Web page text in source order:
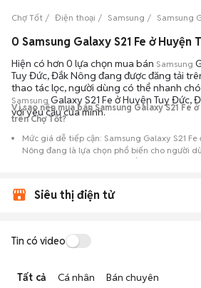
Chợ Tốt Điện thoại Samsung Samsung
Hiện có hơn 0 lựa chọn mua bán Samsung
Tuy Đức, Đắk Nông đang được đăng tải
thao tác lọc, người dùng có thể nhanh
Samsung Galaxy S21 Fe ở Huyện Tuy Đức,
với yêu cầu của mình.
Vì sao nên mua bán Samsung Galaxy S21 Fe
trên Chợ Tốt?
Mức giá dễ tiếp cận: Samsung Galaxy S21
Nông đang là lựa chọn phổ biến cho người
dòng máy này với chi phí thấp hơn so với khi
Huyện Tuy Đức, Đắk Nông từ nhiều cá nhân
đến đa dạng sự lựa chọn về tình trạng bảo
Giao dịch minh bạch: Việc gặp gỡ trực
Siêu thị điện tử
Tin có video
Tất cả Cá nhân Bán chuyên